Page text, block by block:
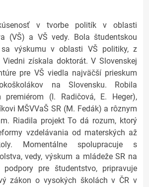
v tvorbe politík v oblasti
(VŠ) a VŠ vedy. Bola študentskou
sa výskumu v oblasti VŠ politiky, z
získala doktorát. V Slovenskej
pre VŠ viedla najväčší prieskum
na Slovensku. Robila
premiérom (I. Radičová, E. Heger),
MŠVVaŠ SR (M. Fedák) a rôznym
Riadila projekt To dá rozum, ktorý
vzdelávania od materských až
Momentálne spolupracuje s
vedy, výskum a mládeže SR na
podpory pre študentstvo, pripravuje
zákon o vysokých školách v ČR v